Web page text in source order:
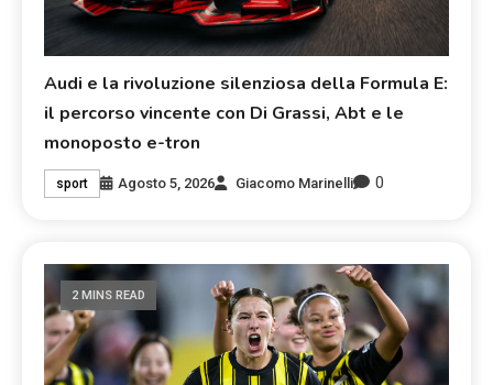
Audi e la rivoluzione silenziosa della Formula E:
il percorso vincente con Di Grassi, Abt e le
monoposto e-tron
sport Agosto 5, 2026 Giacomo Marinelli 0
2 MINS READ